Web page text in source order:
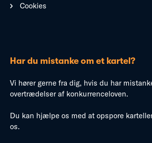
Cookies
Har du mistanke om et kartel?
Vi hører gerne fra dig, hvis du har
overtrædelser af konkurrenceloven.
Du kan hjælpe os med at opspore
os.